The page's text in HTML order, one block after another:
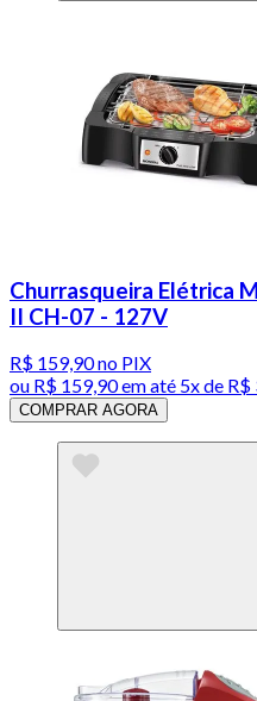
Churrasqueira Elétrica
II CH-07 - 127V
R$ 159,90no PIX
ou R$ 159,90em até 5x de R$
COMPRAR AGORA